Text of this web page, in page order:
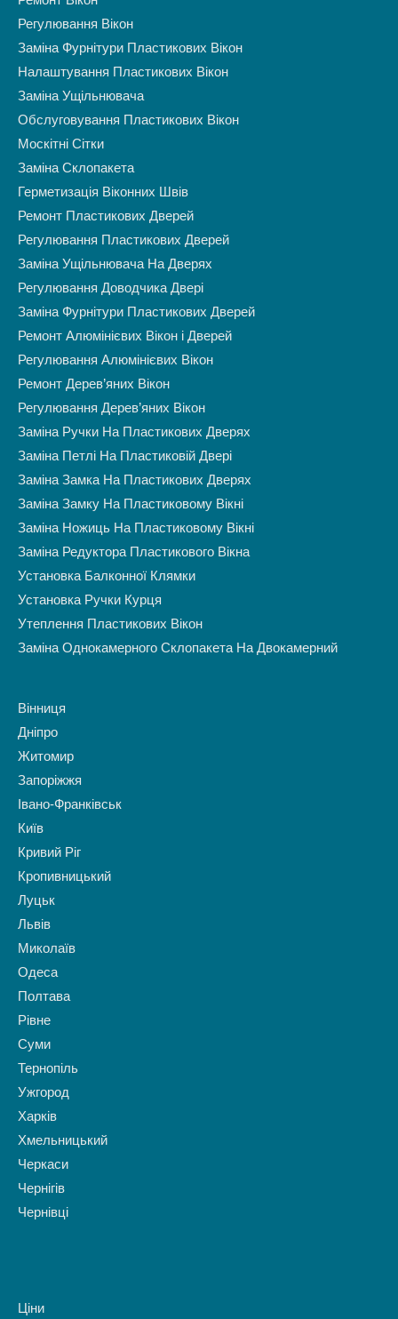
Регулювання Вікон
Заміна Фурнітури Пластикових Вікон
Налаштування Пластикових Вікон
Заміна Ущільнювача
Обслуговування Пластикових Вікон
Москітні Сітки
Заміна Склопакета
Герметизація Віконних Швів
Ремонт Пластикових Дверей
Регулювання Пластикових Дверей
Заміна Ущільнювача На Дверях
Регулювання Доводчика Двері
Заміна Фурнітури Пластикових Дверей
Ремонт Алюмінієвих Вікон і Дверей
Регулювання Алюмінієвих Вікон
Ремонт Дерев’яних Вікон
Регулювання Дерев’яних Вікон
Заміна Ручки На Пластикових Дверях
Заміна Петлі На Пластиковій Двері
Заміна Замка На Пластикових Дверях
Заміна Замку На Пластиковому Вікні
Заміна Ножиць На Пластиковому Вікні
Заміна Редуктора Пластикового Вікна
Установка Балконної Клямки
Установка Ручки Курця
Утеплення Пластикових Вікон
Заміна Однокамерного Склопакета На Двокамерний
Вінниця
Дніпро
Житомир
Запоріжжя
Івано-Франківськ
Київ
Кривий Ріг
Кропивницький
Луцьк
Львів
Миколаїв
Одеса
Полтава
Рівне
Суми
Тернопіль
Ужгород
Харків
Хмельницький
Черкаси
Чернігів
Чернівці
Ціни